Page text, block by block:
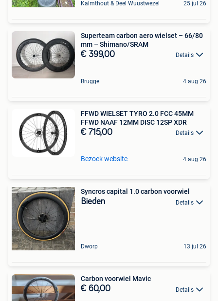
Kalmthout & Deel Wuustwezel 25 jul 26
Superteam carbon aero wielset – 66/80
mm – Shimano/SRAM
€ 399,00 Details
Brugge 4 aug 26
FFWD WIELSET TYRO 2.0 FCC 45MM
FFWD NAAF 12MM DISC 12SP XDR
€ 715,00 Details
Bezoek website 4 aug 26
Syncros capital 1.0 carbon voorwiel
Bieden Details
Dworp 13 jul 26
Carbon voorwiel Mavic
€ 60,00 Details